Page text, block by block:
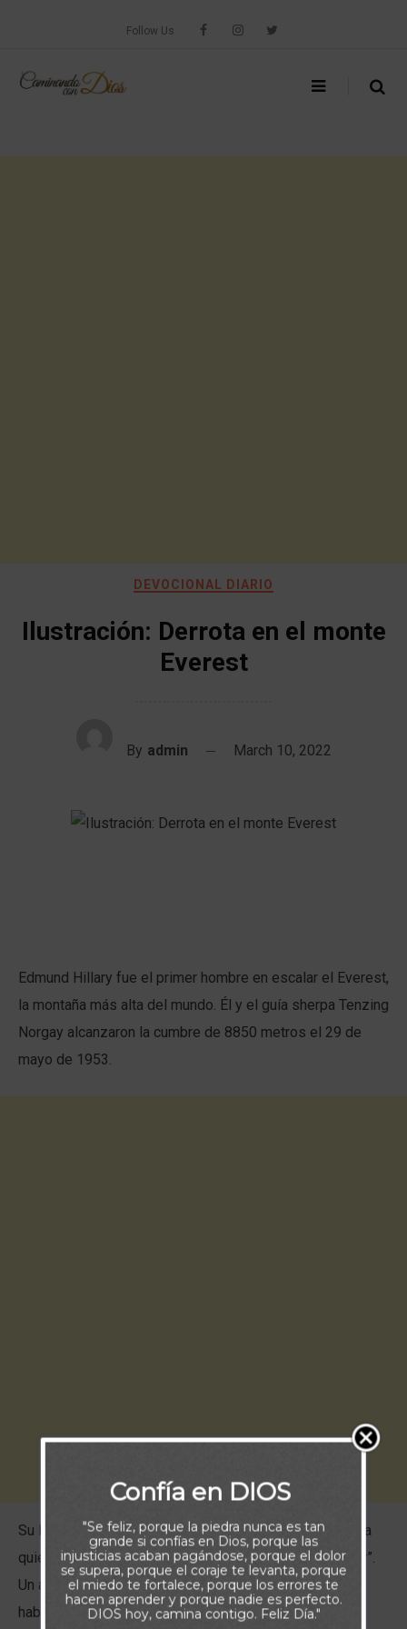
Follow Us
DEVOCIONAL DIARIO
Ilustración: Derrota en el monte
Everest
By admin March 10, 2022
Edmund Hillary fue el primer hombre en escalar el Everest,
la montaña más alta del mundo. Él y el guía sherpa Tenzing
Norgay alcanzaron la cumbre de 8850 metros el 29 de
mayo de 1953.
Su logro coincidió con la coronación de la reina Isabel, a
quien dedicó el logro, y de quien recibió el título de “Sir”.
Un año antes, Hillary ya había intentado la escalada, y
había fracasado por completo, aun así, los británicos
Confía en DIOS
"Se feliz, porque la piedra nunca es tan
grande si confías en Dios, porque las
injusticias acaban pagándose, porque el dolor
se supera, porque el coraje te levanta, porque
el miedo te fortalece, porque los errores te
hacen aprender y porque nadie es perfecto.
DIOS hoy, camina contigo. Feliz Día."